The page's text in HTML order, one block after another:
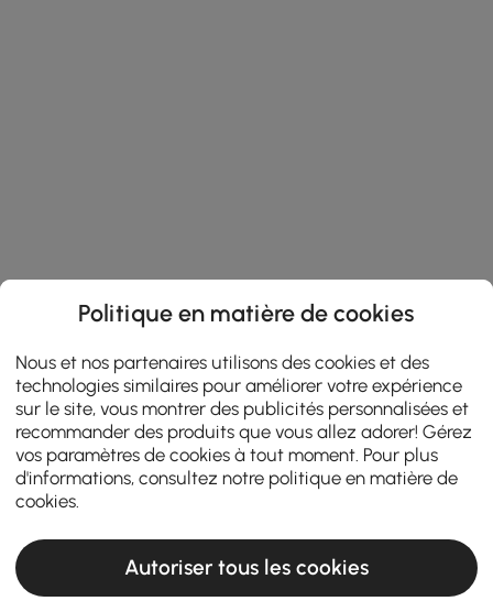
Politique en matière de cookies
Nous et nos partenaires utilisons des cookies et des
technologies similaires pour améliorer votre expérience
sur le site, vous montrer des publicités personnalisées et
recommander des produits que vous allez adorer! Gérez
vos paramètres de cookies à tout moment. Pour plus
d'informations, consultez notre politique en matière de
cookies
Autoriser tous les cookies